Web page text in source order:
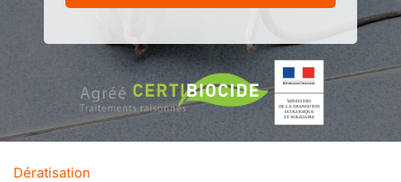
Dératisation